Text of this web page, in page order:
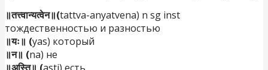
॥तत्त्वान्यत्वेन॥(tattva-anyatvena) n sg inst
тождественностью и разностью
॥यः॥ (yas) который
॥न॥ (na) не